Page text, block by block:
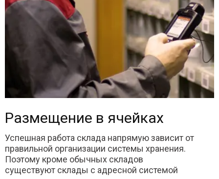
Размещение в ячейках
Успешная работа склада напрямую зависит от
правильной организации системы хранения.
Поэтому кроме обычных складов
существуют склады с адресной системой